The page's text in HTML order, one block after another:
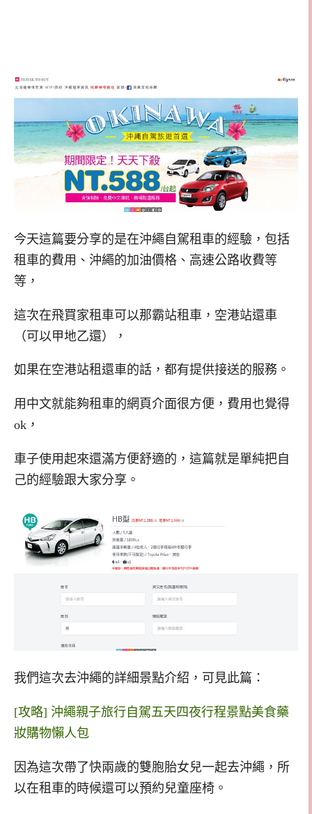
今天這篇要分享的是在沖繩自駕租車的經驗， 包括
租車的費用、沖繩的加油價格、高速公路收費等
等，
這次在飛買家租車可以那霸站租車，空港站還車
（可以甲地乙還），
如果在空港站租還車的話，都有提供接送的服務。
用中文就能夠租車的網頁介面很方便，費用也覺得
ok，
車子使用起來還滿方便舒適的，這篇就是單純把自
己的經驗跟大家分享。
我們這次去沖繩的詳細景點介紹，可見此篇：
[攻略] 沖繩親子旅行自駕五天四夜行程景點美食藥
妝購物懶人包
因為這次帶了快兩歲的雙胞胎女兒一起去沖繩，所
以在租車的時候還可以預約兒童座椅。